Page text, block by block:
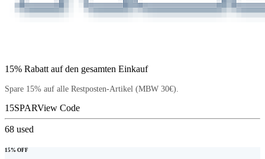
15% Rabatt auf den gesamten Einkauf
Spare 15% auf alle Restposten-Artikel (MBW 30€).
15SPARView Code
68 used
15% OFF